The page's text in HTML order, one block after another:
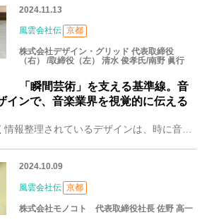
2024.11.13
風雲会社伝 京都
株式会社デザイン・グリッド 代表取締役
（右） /取締役（左） 清水 俊孝氏/南野 眞行
「瞬間芸術」を支える基準線。音
インで、音楽業界を視覚的に伝える
美しく、わかりやすく情報整理されているデザインは、時に音楽からインスパイアされて生み出されます。京都の株式会社デザイン・グリッドはおもにクラシック音楽関係の演奏
2024.10.09
風雲会社伝 京都
株式会社モノコト 代表取締役社長 佐野 高一